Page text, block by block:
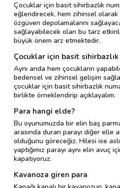
Çocuklar için basit sihirbazlık
eğlendirecek, hem zihinsel
özgüven depolamalarını
sağlayabilecek olan bu tarz
büyük önem arz etmektedir.
Çocuklar için basit
Aynı anda hem çocukların
bedensel ve zihinsel gelişim
çocuklar için basit sihirbazlık
birlikte örneklendirip açıklayalım.
Para hangi elde?
Bu oyunumuzda bir elin baş
arasında duran parayı diğer elle
olduğunu göreceğiz. Hilesi ise
yaptığımız parayı aynı elin avuç
kapatıyoruz.
Kavanoza giren para